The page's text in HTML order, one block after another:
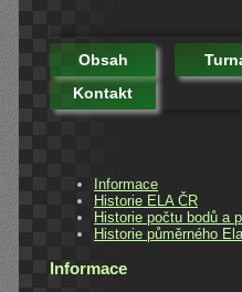
Obsah
Kontakt
Informace
Historie ELA ČR
Historie počtu bodů a
Historie půměrného
Informace